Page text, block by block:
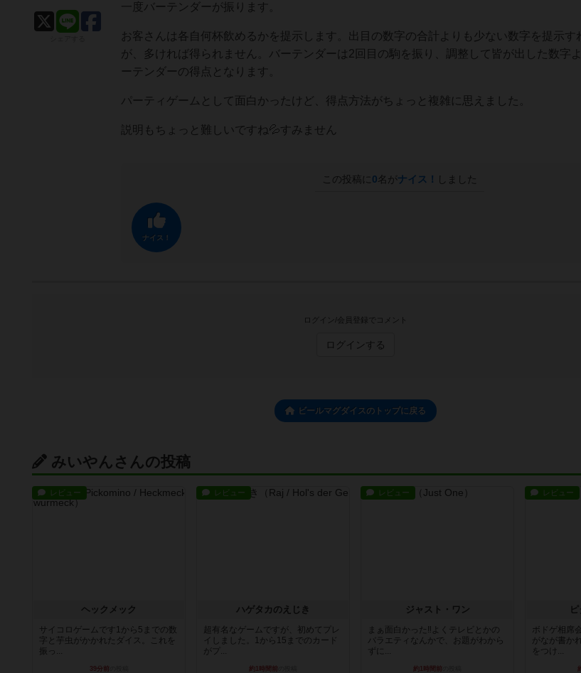
一度バーテンダーが振ります。
お客さんは各自何杯飲めるかを提示します。出目の数字の合計よりも少ない数字を提示す
が、多ければ得られません。バーテンダーは2回目の駒を振り、調整して皆が出した数字
ーテンダーの得点となります。
パーティゲームとして面白かったけど、得点方法がちょっと複雑に思えました。
説明もちょっと難しいですね💦すみません
この投稿に 0名がナイス！ しました
ナイス！
ログイン/会員登録でコメント
ログインする
ビールマグダイスのトップに戻る
みいやんさんの投稿
レビュー
ヘックメック
サイコロゲームです1から5までの数
字と芋虫がかかれたダイス。これを
振っ...
39分前
レビュー
ハゲタカのえじき
超有名なゲームですが、初めてプレ
イしました。1から15までのカード
がプ...
約1時間前
レビュー
ジャスト・ワン
まぁ面白かった‼️よくテレビとかの
バラエティなんかで、お題がわから
ずに...
約1時間前
レビュー
ボドゲ相席
がなが書か
をつけ...